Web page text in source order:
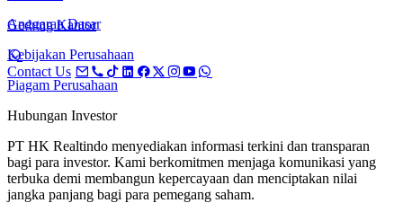
Anggaran Dasar
Kebijakan Perusahaan
Piagam Perusahaan
Hubungan Investor
PT HK Realtindo menyediakan informasi terkini dan transparan
bagi para investor. Kami berkomitmen menjaga komunikasi yang
terbuka demi membangun kepercayaan dan menciptakan nilai
jangka panjang bagi para pemegang saham.
Gedung Kantor
Contact Us